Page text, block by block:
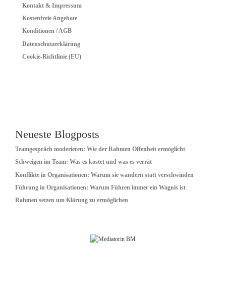
Kontakt & Impressum
Kostenfreie Angebote
Konditionen / AGB
Datenschutzerklärung
Cookie-Richtlinie (EU)
Neueste Blogposts
Teamgespräch moderieren: Wie der Rahmen Offenheit ermöglicht
Schweigen im Team: Was es kostet und was es verrät
Konflikte in Organisationen: Warum sie wandern statt verschwinden
Führung in Organisationen: Warum Führen immer ein Wagnis ist
Rahmen setzen um Klärung zu ermöglichen